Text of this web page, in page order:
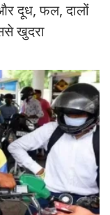
दूध, फल, दालों
खुदरा